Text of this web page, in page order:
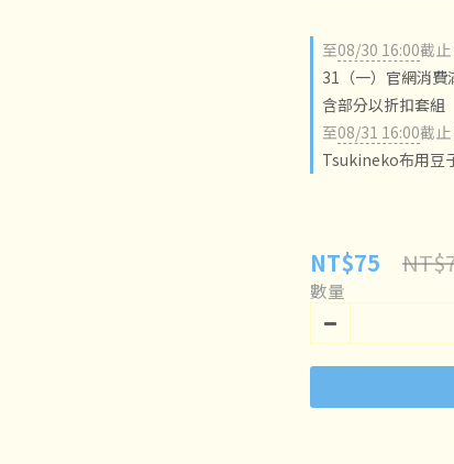
至08/30 16:00截止
31（一）官網消
含部分以折扣套組
至08/31 16:00截止
Tsukineko布用豆
NT$75
數量